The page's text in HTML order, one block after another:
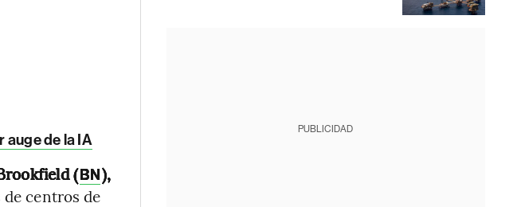
auge de la IA
(BN),
centros de
PUBLICIDAD